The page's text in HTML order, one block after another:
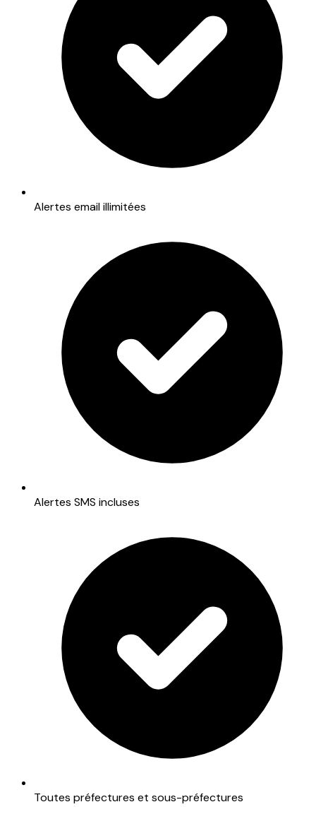
Alertes email illimitées
Alertes SMS incluses
Toutes préfectures et sous-préfectures